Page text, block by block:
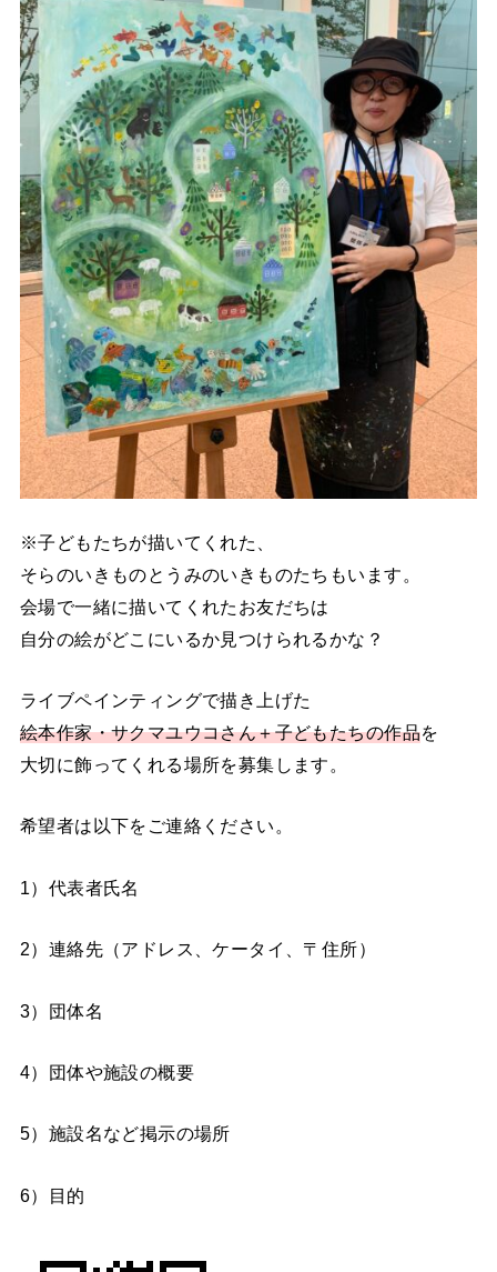
※子どもたちが描いてくれた、
そらのいきものとうみのいきものたちもいます。
会場で一緒に描いてくれたお友だちは
自分の絵がどこにいるか見つけられるかな？
ライブペインティングで描き上げた
絵本作家・サクマユウコさん＋子どもたちの作品を
大切に飾ってくれる場所を募集します。
希望者は以下をご連絡ください。
1）代表者氏名
2）連絡先（アドレス、ケータイ、〒住所）
3）団体名
4）団体や施設の概要
5）施設名など掲示の場所
6）目的